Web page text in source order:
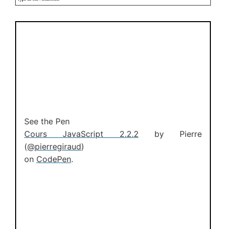
See the Pen
Cours JavaScript 2.2.2 by Pierre
(@pierregiraud)
on CodePen.